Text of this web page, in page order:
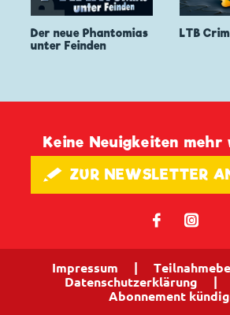
Der neue Phantomias
unter Feinden
LTB
Keine Neuigkeiten mehr
🖋 ZUR NEWSLETTER
𝖿 📷
Impressum
Datenschutzerklärung
Abonnement